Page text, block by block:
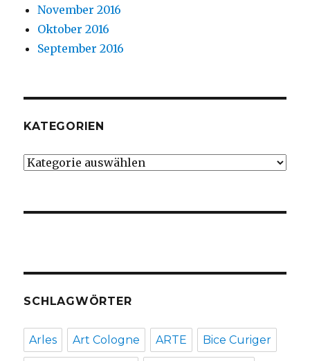
November 2016
Oktober 2016
September 2016
KATEGORIEN
Kategorien
SCHLAGWÖRTER
Arles Art Cologne ARTE Bice Curiger